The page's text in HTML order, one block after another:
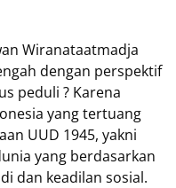
Wiranataatmadja
dengan perspektif
peduli ? Karena
yang tertuang
UUD 1945, yakni
yang berdasarkan
dan keadilan sosial.